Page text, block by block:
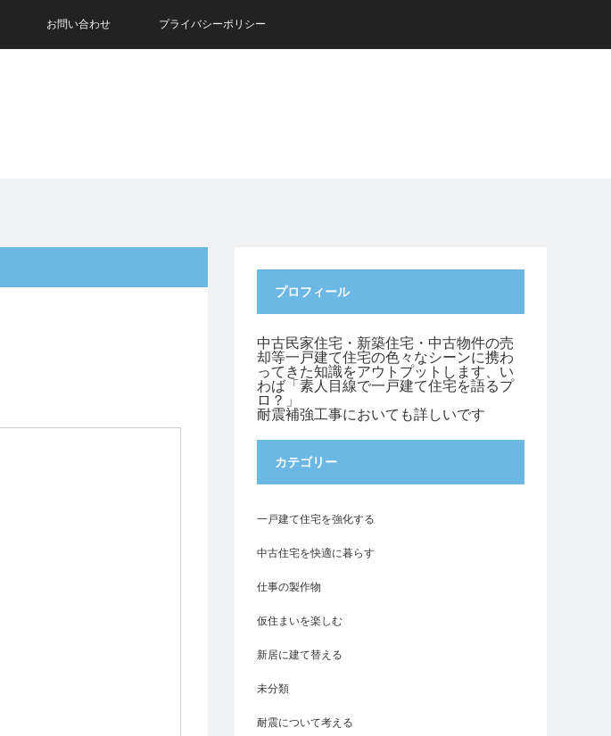
お問い合わせ プライバシーポリシー
プロフィール
中古民家住宅・新築住宅・中古物件の売
却等一戸建て住宅の色々なシーンに携わ
ってきた知識をアウトプットします、い
わば「素人目線で一戸建て住宅を語るプ
ロ？」
耐震補強工事においても詳しいです
カテゴリー
一戸建て住宅を強化する
中古住宅を快適に暮らす
仕事の製作物
仮住まいを楽しむ
新居に建て替える
未分類
耐震について考える